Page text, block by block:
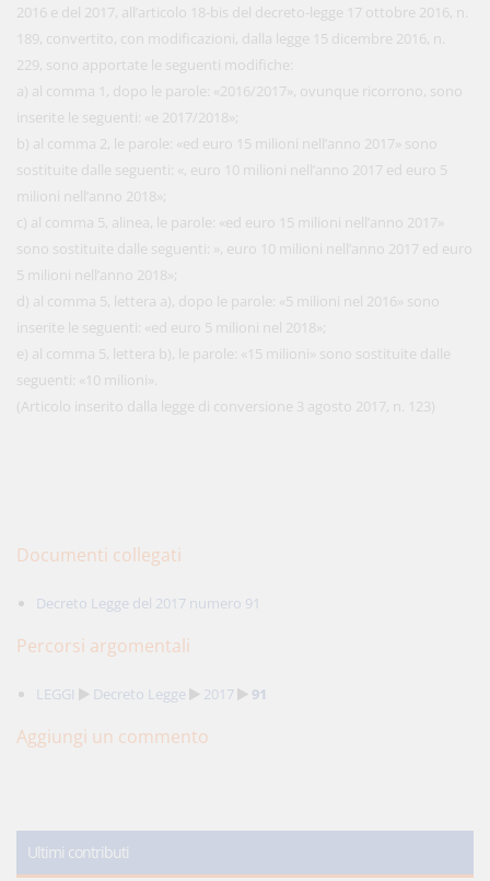
2016 e del 2017, all’articolo 18-bis del decreto-legge 17 ottobre 2016, n.
189, convertito, con modificazioni, dalla legge 15 dicembre 2016, n.
229, sono apportate le seguenti modifiche:
a) al comma 1, dopo le parole: «2016/2017», ovunque ricorrono, sono
inserite le seguenti: «e 2017/2018»;
b) al comma 2, le parole: «ed euro 15 milioni nell’anno 2017» sono
sostituite dalle seguenti: «, euro 10 milioni nell’anno 2017 ed euro 5
milioni nell’anno 2018»;
c) al comma 5, alinea, le parole: «ed euro 15 milioni nell’anno 2017»
sono sostituite dalle seguenti: », euro 10 milioni nell’anno 2017 ed euro
5 milioni nell’anno 2018»;
d) al comma 5, lettera a), dopo le parole: «5 milioni nel 2016» sono
inserite le seguenti: «ed euro 5 milioni nel 2018»;
e) al comma 5, lettera b), le parole: «15 milioni» sono sostituite dalle
seguenti: «10 milioni».
(Articolo inserito dalla legge di conversione 3 agosto 2017, n. 123)
Documenti collegati
Decreto Legge del 2017 numero 91
Percorsi argomentali
LEGGI Decreto Legge 2017 91
Aggiungi un commento
Ultimi contributi